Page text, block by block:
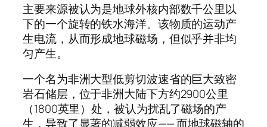
主要来源被认为是地球外核内部数千公里以
下的一个旋转的铁水海洋。该物质的运动产
生电流，从而形成地球磁场，但似乎并非均
匀产生。
一个名为非洲大型低剪切波速省的巨大致密
岩石储层，位于非洲大陆下方约2900公里
（1800英里）处，被认为扰乱了磁场的产
生，导致了显著的减弱效应—— 而地球磁轴的